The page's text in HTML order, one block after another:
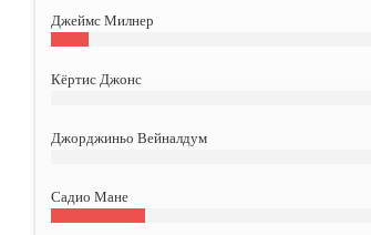
Джеймс Милнер
Кёртис Джонс
Джорджиньо Вейналдум
Садио Мане